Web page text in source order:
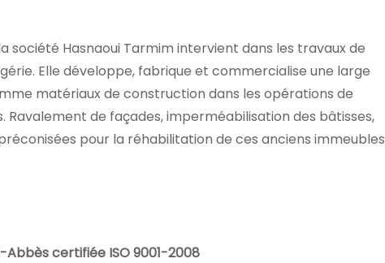
Hasnaoui Tarmim intervient dans les travaux de
Elle développe, fabrique et commercialise une large
matériaux de construction dans les opérations de
de façades, imperméabilisation des bâtisses,
pour la réhabilitation de ces anciens immeubles
Abbès certifiée ISO 9001-2008